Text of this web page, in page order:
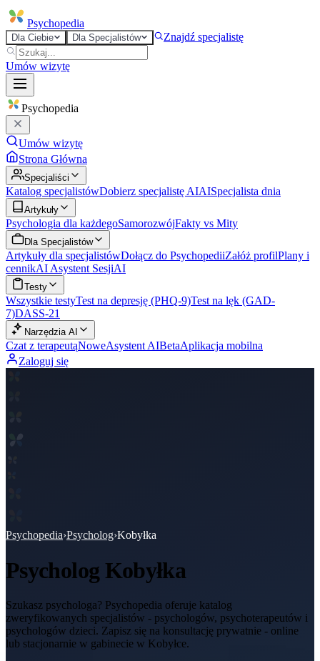
Psychopedia
Dla Ciebie Dla Specjalistów Znajdź specjalistę
Umów wizytę
Psychopedia
Umów wizytę
Strona Główna
Specjaliści
Katalog specjalistówDobierz specjalistę AIAISpecjalista dnia
Artykuły
Psychologia dla każdegoSamorozwójFakty vs Mity
Dla Specjalistów
Artykuły dla specjalistówDołącz do PsychopediiZałóż profilPlany i
cennikAI Asystent SesjiAI
Testy
Wszystkie testyTest na depresję (PHQ-9)Test na lęk (GAD-
7)DASS-21
Narzędzia AI
Czat z terapeutąNoweAsystent AIBetaAplikacja mobilna
Zaloguj się
Psychopedia›Psycholog›Kobyłka
Psycholog Kobyłka
Szukasz psychologa? Psychopedia oferuje katalog
zweryfikowanych specjalistów - psychologów, psychoterapeutów i
psychologów dzieci. Zapisz się na konsultację prywatnie - online
lub stacjonarnie w gabinecie w Kobyłce.